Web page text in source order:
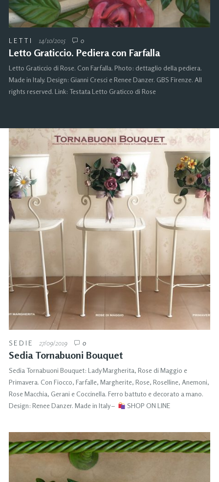
LETTI 14/10/2015 0
Letto Graticcio. Pediera con Farfalla
Letto Graticcio di Rose. Con Farfalla. Photo: dettaglio della pediera.
Made in Italy. Design: Gianni Cresci e Renee Danzer. GBS Firenze. All
rights reserved. Link: Testata Letto Graticco di Rose
SEDIE 27/09/2019 0
Sedia Tornabuoni Bouquet
Sedia Tornabuoni Bouquet: Lady Margherita, Rose di Maggio e
Primavera. Con Fiocco, Farfalle, Margherite, Rose, Roselline, Anemoni,
Rose Macchia, Gerani e Coccinella. Ferro battuto e decorato a mano.
Design: Renee Danzer. Made in Italy –
SHOP ON LINE